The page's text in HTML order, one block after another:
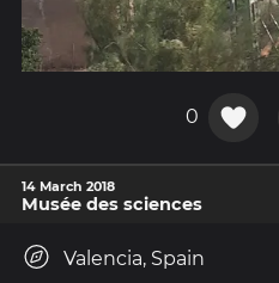
0
14 March 2018
Musée des sciences
Valencia, Spain